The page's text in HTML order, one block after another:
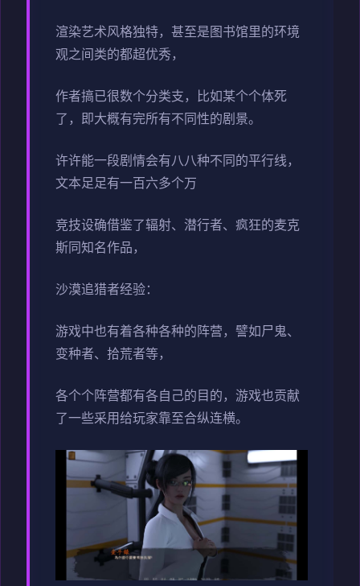
渲染艺术风格独特，甚至是图书馆里的环境
观之间类的都超优秀，
作者搞已很数个分类支，比如某个个体死
了，即大概有完所有不同性的剧景。
许许能一段剧情会有八八种不同的平行线，
文本足足有一百六多个万
竞技设确借鉴了辐射、潜行者、疯狂的麦克
斯同知名作品，
沙漠追猎者经验：
游戏中也有着各种各种的阵营，譬如尸鬼、
变种者、拾荒者等，
各个个阵营都有各自己的目的，游戏也贡献
了一些采用给玩家靠至合纵连横。